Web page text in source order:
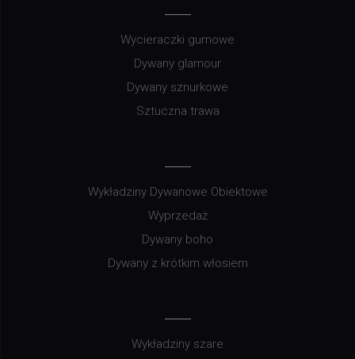
Wycieraczki gumowe
Dywany glamour
Dywany sznurkowe
Sztuczna trawa
Wykładziny Dywanowe Obiektowe
Wyprzedaż
Dywany boho
Dywany z krótkim włosiem
Wykładziny szare